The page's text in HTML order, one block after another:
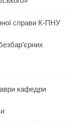
справи К-ПНУ
кафедри